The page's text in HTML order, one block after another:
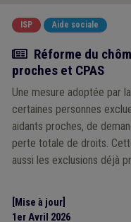
ISP Aide sociale
Actualité
Réforme du
proches et CPAS
Une mesure adoptée par
certaines personnes
aidants proches, de
perte totale de droits.
aussi les exclusions déjà
valoir leurs droits.
[Mise à jour]
1er Avril 2026